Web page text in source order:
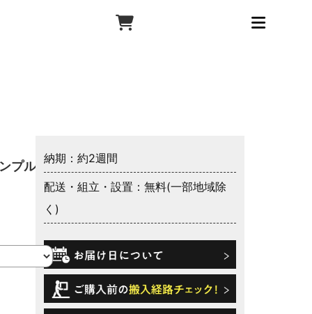
プルな
納期：約2週間
配送・組立・設置：無料(一部地域除
く)